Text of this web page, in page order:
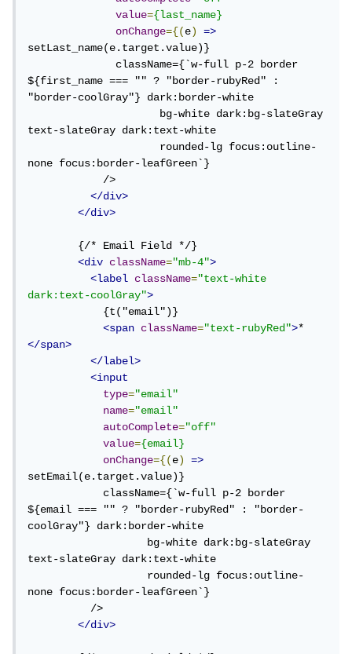
value={last_name}
onChange={(e)
=>
setLast_name(e.target.value)}
              className={`w-full p-2 border
${first_name === "" ? "border-rubyRed" :
"border-coolGray"} dark:border-white
                     bg-white dark:bg-slateGray
text-slateGray dark:text-white
                     rounded-lg focus:outline-
none focus:border-leafGreen`}
            />
</div>
</div>
        {/* Email Field */}
<div
className="mb-4">
<label
className="text-white
dark:text-coolGray">
            {t("email")}
<span
className="text-rubyRed">*
</span>
</label>
<input
type="email"
name="email"
autoComplete="off"
value={email}
onChange={(e)
=>
setEmail(e.target.value)}
            className={`w-full p-2 border
${email === "" ? "border-rubyRed" : "border-
coolGray"} dark:border-white
                   bg-white dark:bg-slateGray
text-slateGray dark:text-white
                   rounded-lg focus:outline-
none focus:border-leafGreen`}
          />
</div>